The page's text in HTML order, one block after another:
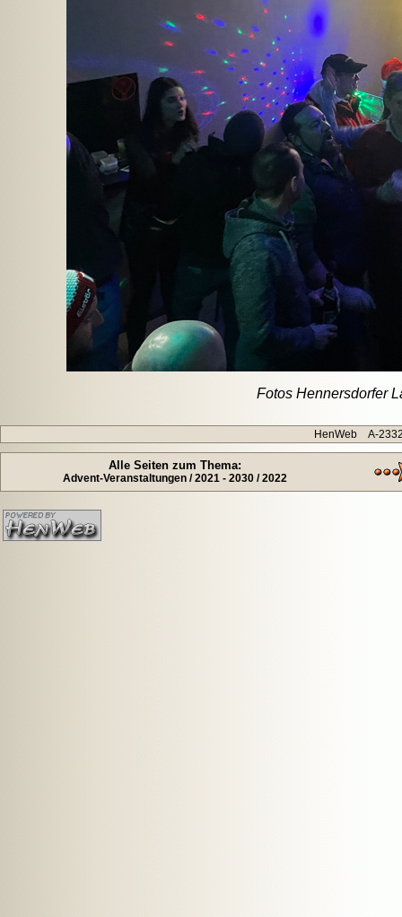
Fotos Hennersdorfer
HenWeb A-
Alle Seiten zum Thema:
Advent-Veranstaltungen / 2021 - 2030 / 2022